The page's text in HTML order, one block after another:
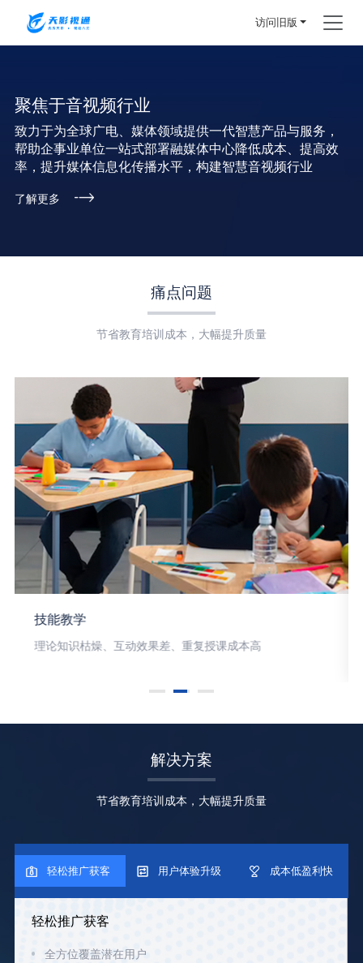
访问旧版
聚焦于音视频行业
致力于为全球广电、媒体领域提供一代智慧产品与服务，
帮助企事业单位一站式部署融媒体中心降低成本、提高效
率，提升媒体信息化传播水平，构建智慧音视频行业
了解更多
痛点问题
节省教育培训成本，大幅提升质量
技能教学
理论知识枯燥、互动效果差、重复授课成本高
解决方案
节省教育培训成本，大幅提升质量
轻松推广获客 用户体验升级 成本低盈利快
轻松推广获客
全方位覆盖潜在用户